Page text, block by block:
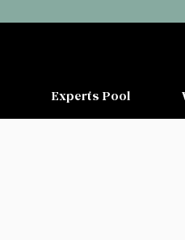
Experts Pool